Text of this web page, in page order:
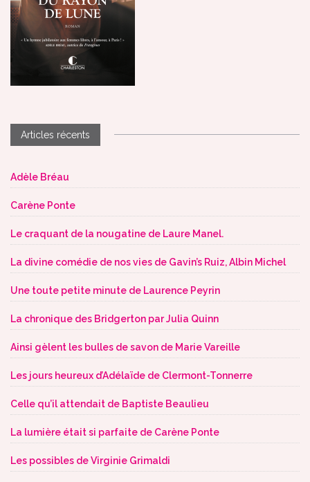
Articles récents
Adèle Bréau
Carène Ponte
Le craquant de la nougatine de Laure Manel.
La divine comédie de nos vies de Gavin’s Ruiz, Albin Michel
Une toute petite minute de Laurence Peyrin
La chronique des Bridgerton par Julia Quinn
Ainsi gèlent les bulles de savon de Marie Vareille
Les jours heureux d’Adélaïde de Clermont-Tonnerre
Celle qu’il attendait de Baptiste Beaulieu
La lumière était si parfaite de Carène Ponte
Les possibles de Virginie Grimaldi